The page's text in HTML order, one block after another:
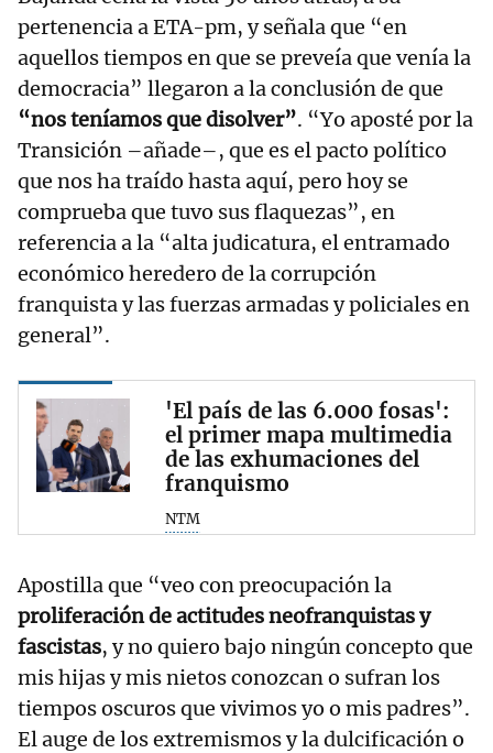
pertenencia a ETA-pm, y señala que “en
aquellos tiempos en que se preveía que venía la
democracia” llegaron a la conclusión de que
“nos teníamos que disolver”. “Yo aposté por la
Transición –añade–, que es el pacto político
que nos ha traído hasta aquí, pero hoy se
comprueba que tuvo sus flaquezas”, en
referencia a la “alta judicatura, el entramado
económico heredero de la corrupción
franquista y las fuerzas armadas y policiales en
general”.
'El país de las 6.000 fosas':
el primer mapa multimedia
de las exhumaciones del
franquismo
NTM
Apostilla que “veo con preocupación la
proliferación de actitudes neofranquistas y
fascistas, y no quiero bajo ningún concepto que
mis hijas y mis nietos conozcan o sufran los
tiempos oscuros que vivimos yo o mis padres”.
El auge de los extremismos y la dulcificación o